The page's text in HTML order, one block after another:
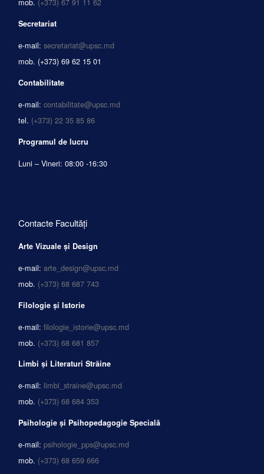
mob. (+373) 67 91 11 62
Secretariat
e-mail: secretariat@upsc.md
mob. (+373) 69 62 15 01
Contabilitate
e-mail: contabilitate@upsc.md
tel. (+373) 22 35 85 86
Programul de lucru
Luni – Vineri: 08:00 -16:30
Contacte Facultăți
Arte Vizuale și Design
e-mail: arte_design@upsc.md
mob. (+373) 68 687 743
Filologie și Istorie
e-mail: filologie_istorie@upsc.md
mob. (+373) 68 681 857
Limbi și Literaturi Străine
e-mail: limbi_straine@upsc.md
mob. (+373) 68 684 353
Psihologie și Psihopedagogie Specială
e-mail: psihologie_pps@upsc.md
mob. (+373) 68 659 666